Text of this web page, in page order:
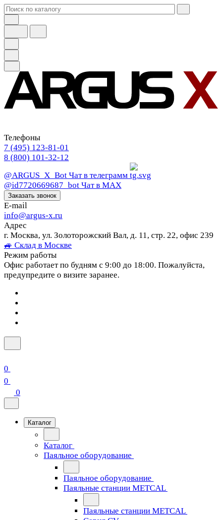
Телефоны
7 (495) 123-81-01
8 (800) 101-32-12
@ARGUS_X_Bot Чат в телеграмм
@id7720669687_bot Чат в МАХ
Заказать звонок
E-mail
info@argus-x.ru
Адрес
г. Москва, ул. Золоторожский Вал, д. 11, стр. 22, офис 239
🚙 Склад в Москве
Режим работы
Офис работает по будням с 9:00 до 18:00. Пожалуйста,
предупредите о визите заранее.
0
0
0
Каталог
Каталог
Паяльное оборудование
Паяльное оборудование
Паяльные станции METCAL
Паяльные станции METCAL